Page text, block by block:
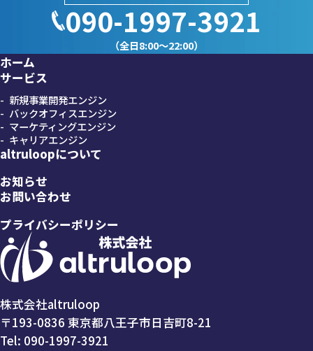
090-1997-3921
（全日8:00～22:00）
株式会社altruloop
〒193-0836 東京都八王子市日吉町8-21
Tel: 090-1997-3921
ホーム
サービス
新規事業開発エンジン
バックオフィスエンジン
マーケティングエンジン
キャリアエンジン
altruloopについて
お知らせ
お問い合わせ
プライバシーポリシー